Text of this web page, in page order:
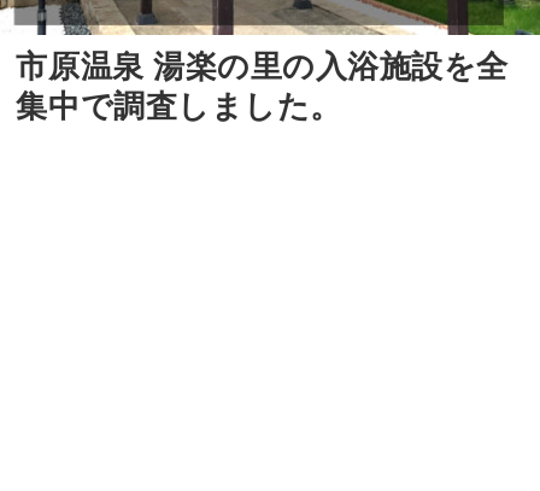
市原温泉 湯楽の里の入浴施設を全
集中で調査しました。